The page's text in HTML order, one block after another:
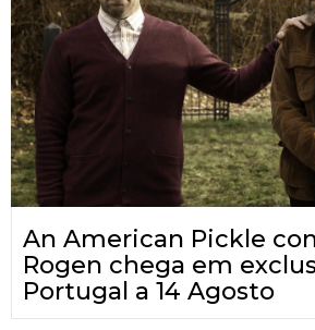
An American Pickle
Rogen chega em
Portugal a 14 Agosto